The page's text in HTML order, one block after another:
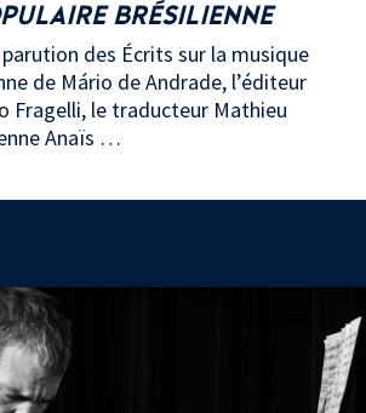
BRÉSILIENNE
parution des Écrits sur la musique
de Mário de Andrade, l’éditeur
Fragelli, le traducteur Mathieu
Anaïs …